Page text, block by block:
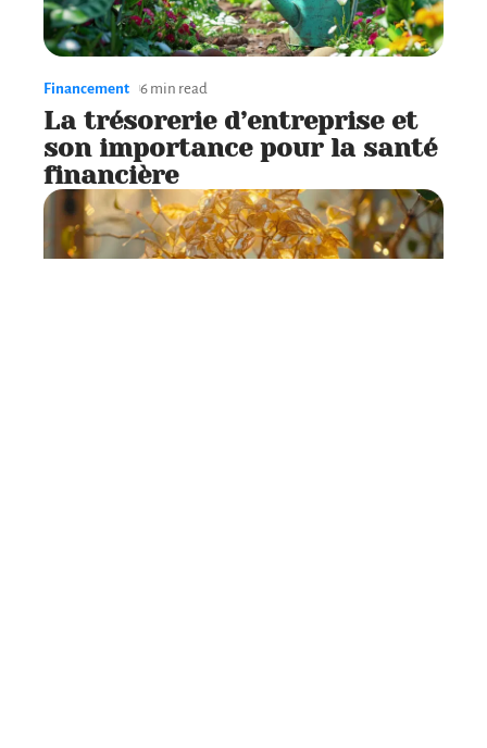
Financement 6 min read
La trésorerie d’entreprise et
son importance pour la santé
financière